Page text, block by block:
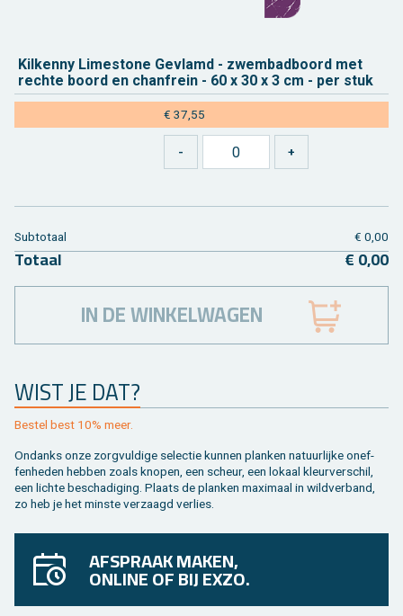
Kil­ken­ny Li­mes­to­ne Ge­vlamd - zwem­bad­boord met
rech­te boord en chan­frein - 60 x 30 x 3 cm - per stuk
€ 37,55
WIST JE DAT?
Be­stel best 10% meer.
On­danks onze zorg­vul­di­ge se­lec­tie kun­nen plan­ken na­tuur­lij­ke on­ef­
fen­he­den heb­ben zoals kno­pen, een scheur, een lo­kaal kleur­ver­schil,
een lich­te be­scha­di­ging. Plaats de plan­ken maxi­maal in wild­ver­band,
zo heb je het min­ste ver­zaagd ver­lies.
Sub­to­taal € 0,00
To­taal € 0,00
IN DE WINKELWAGEN
AFSPRAAK MAKEN,
ONLINE OF BIJ EXZO.